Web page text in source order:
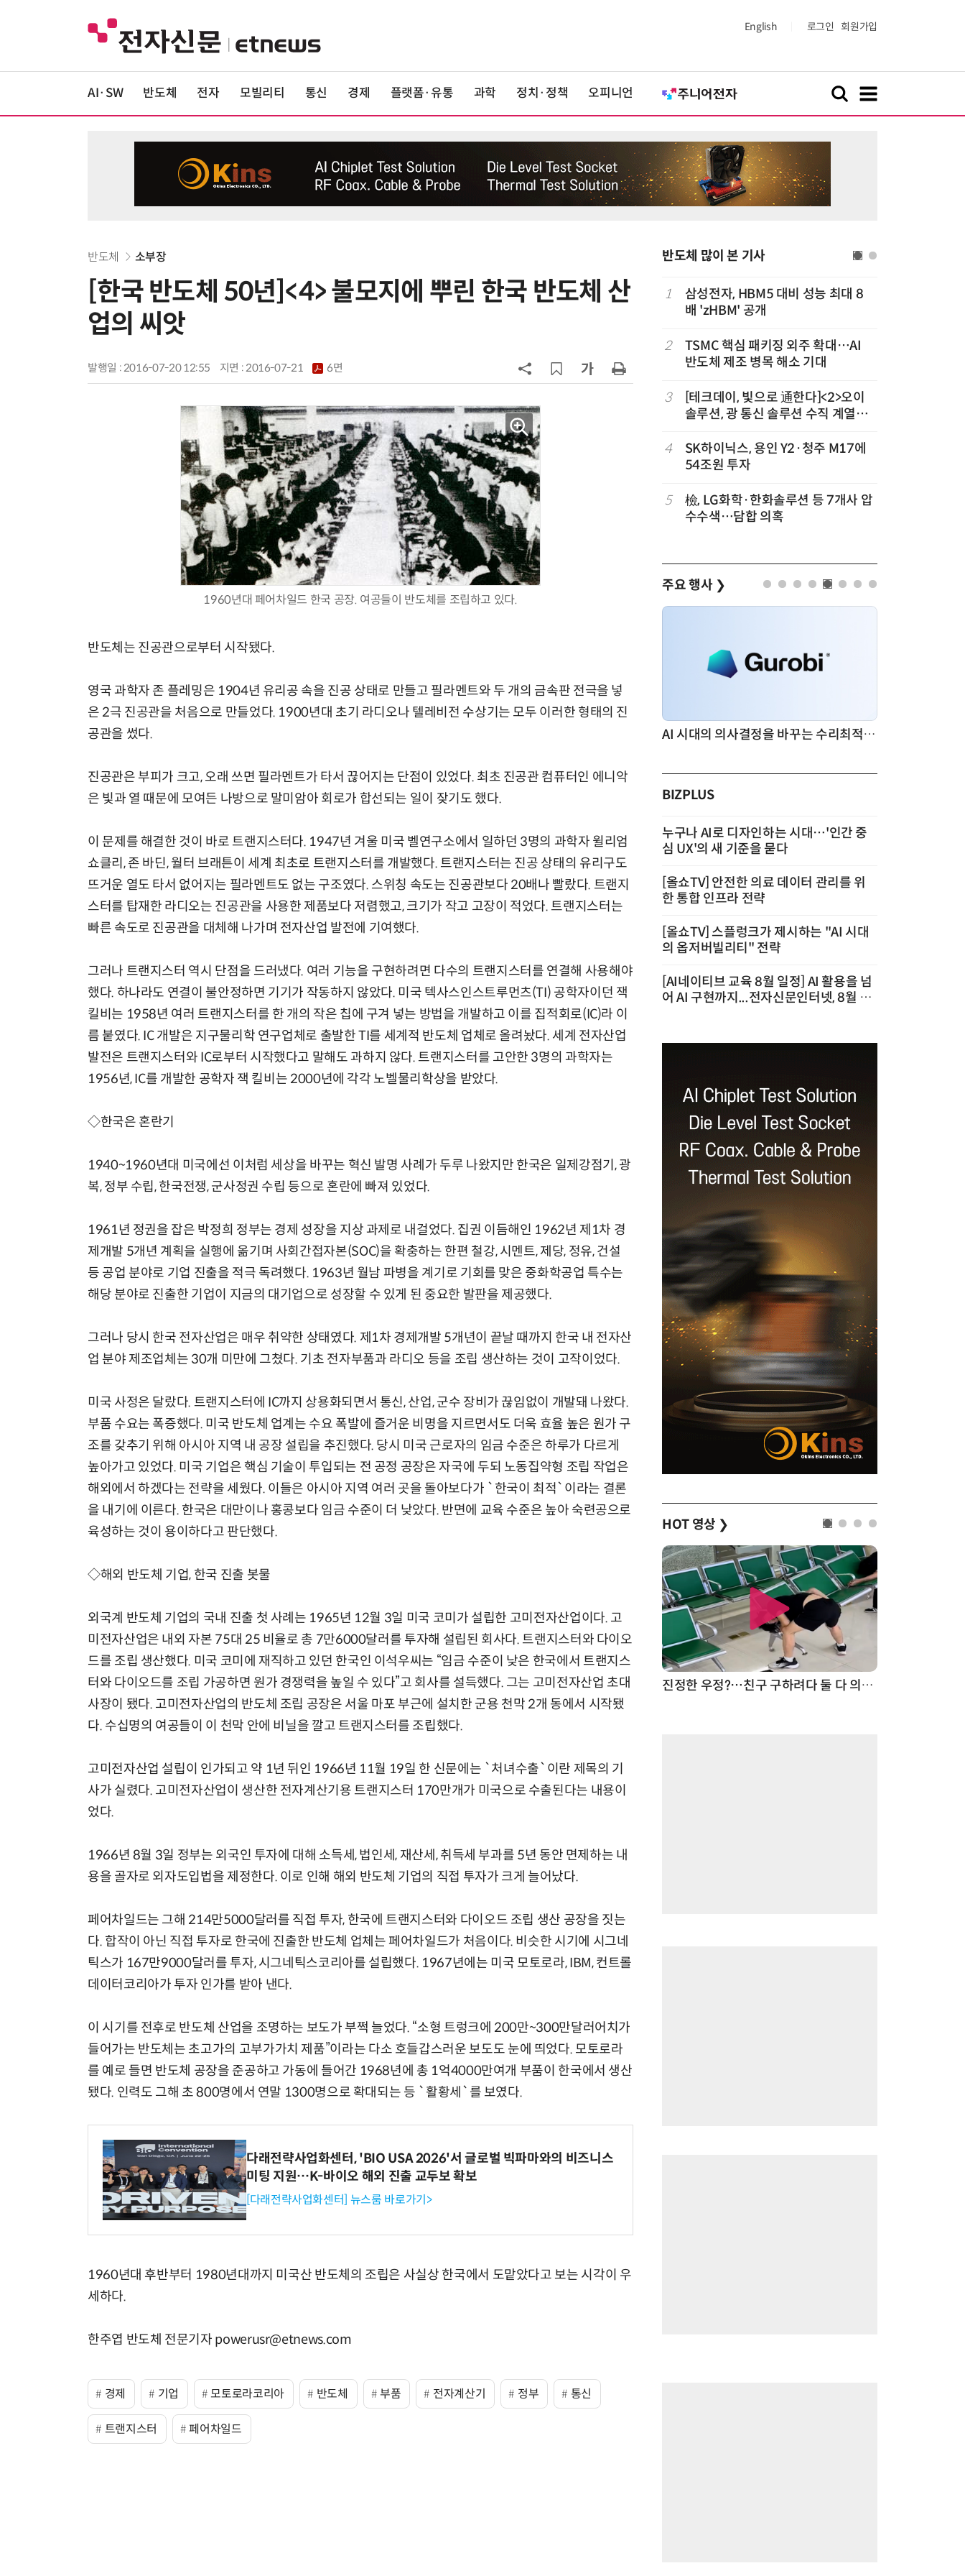
English 로그인 회원가입
AI·SW 반도체 전자 모빌리티 통신 경제 플랫폼·유통 과학 정치·정책 오피니언
반도체 소부장
[한국 반도체 50년]<4> 불모지에 뿌린 한국 반도체 산
업의 씨앗
발행일 : 2016-07-20 12:55 지면 :2016-07-21 6면
1960년대 페어차일드 한국 공장. 여공들이 반도체를 조립하고 있다.
반도체는 진공관으로부터 시작됐다.
영국 과학자 존 플레밍은 1904년 유리공 속을 진공 상태로 만들고 필라멘트와 두 개의 금속판 전극을 넣
은 2극 진공관을 처음으로 만들었다. 1900년대 초기 라디오나 텔레비전 수상기는 모두 이러한 형태의 진
공관을 썼다.
진공관은 부피가 크고, 오래 쓰면 필라멘트가 타서 끊어지는 단점이 있었다. 최초 진공관 컴퓨터인 에니악
은 빛과 열 때문에 모여든 나방으로 말미암아 회로가 합선되는 일이 잦기도 했다.
이 문제를 해결한 것이 바로 트랜지스터다. 1947년 겨울 미국 벨연구소에서 일하던 3명의 과학자 윌리엄
쇼클리, 존 바딘, 월터 브래튼이 세계 최초로 트랜지스터를 개발했다. 트랜지스터는 진공 상태의 유리구도
뜨거운 열도 타서 없어지는 필라멘트도 없는 구조였다. 스위칭 속도는 진공관보다 20배나 빨랐다. 트랜지
스터를 탑재한 라디오는 진공관을 사용한 제품보다 저렴했고, 크기가 작고 고장이 적었다. 트랜지스터는
빠른 속도로 진공관을 대체해 나가며 전자산업 발전에 기여했다.
그러나 트랜지스터 역시 단점을 드러냈다. 여러 기능을 구현하려면 다수의 트랜지스터를 연결해 사용해야
했다. 하나라도 연결이 불안정하면 기기가 작동하지 않았다. 미국 텍사스인스트루먼츠(TI) 공학자이던 잭
킬비는 1958년 여러 트랜지스터를 한 개의 작은 칩에 구겨 넣는 방법을 개발하고 이를 집적회로(IC)라 이
름 붙였다. IC 개발은 지구물리학 연구업체로 출발한 TI를 세계적 반도체 업체로 올려놨다. 세계 전자산업
발전은 트랜지스터와 IC로부터 시작했다고 말해도 과하지 않다. 트랜지스터를 고안한 3명의 과학자는
1956년, IC를 개발한 공학자 잭 킬비는 2000년에 각각 노벨물리학상을 받았다.
◇한국은 혼란기
1940~1960년대 미국에선 이처럼 세상을 바꾸는 혁신 발명 사례가 두루 나왔지만 한국은 일제강점기, 광
복, 정부 수립, 한국전쟁, 군사정권 수립 등으로 혼란에 빠져 있었다.
1961년 정권을 잡은 박정희 정부는 경제 성장을 지상 과제로 내걸었다. 집권 이듬해인 1962년 제1차 경
제개발 5개년 계획을 실행에 옮기며 사회간접자본(SOC)을 확충하는 한편 철강, 시멘트, 제당, 정유, 건설
등 공업 분야로 기업 진출을 적극 독려했다. 1963년 월남 파병을 계기로 기회를 맞은 중화학공업 특수는
해당 분야로 진출한 기업이 지금의 대기업으로 성장할 수 있게 된 중요한 발판을 제공했다.
그러나 당시 한국 전자산업은 매우 취약한 상태였다. 제1차 경제개발 5개년이 끝날 때까지 한국 내 전자산
업 분야 제조업체는 30개 미만에 그쳤다. 기초 전자부품과 라디오 등을 조립 생산하는 것이 고작이었다.
미국 사정은 달랐다. 트랜지스터에 IC까지 상용화되면서 통신, 산업, 군수 장비가 끊임없이 개발돼 나왔다.
부품 수요는 폭증했다. 미국 반도체 업계는 수요 폭발에 즐거운 비명을 지르면서도 더욱 효율 높은 원가 구
조를 갖추기 위해 아시아 지역 내 공장 설립을 추진했다. 당시 미국 근로자의 임금 수준은 하루가 다르게
높아가고 있었다. 미국 기업은 핵심 기술이 투입되는 전 공정 공장은 자국에 두되 노동집약형 조립 작업은
해외에서 하겠다는 전략을 세웠다. 이들은 아시아 지역 여러 곳을 돌아보다가 `한국이 최적`이라는 결론
을 내기에 이른다. 한국은 대만이나 홍콩보다 임금 수준이 더 낮았다. 반면에 교육 수준은 높아 숙련공으로
육성하는 것이 용이하다고 판단했다.
◇해외 반도체 기업, 한국 진출 봇물
외국계 반도체 기업의 국내 진출 첫 사례는 1965년 12월 3일 미국 코미가 설립한 고미전자산업이다. 고
미전자산업은 내외 자본 75대 25 비율로 총 7만6000달러를 투자해 설립된 회사다. 트랜지스터와 다이오
드를 조립 생산했다. 미국 코미에 재직하고 있던 한국인 이석우씨는 “임금 수준이 낮은 한국에서 트랜지스
터와 다이오드를 조립 가공하면 원가 경쟁력을 높일 수 있다”고 회사를 설득했다. 그는 고미전자산업 초대
사장이 됐다. 고미전자산업의 반도체 조립 공장은 서울 마포 부근에 설치한 군용 천막 2개 동에서 시작됐
다. 수십명의 여공들이 이 천막 안에 비닐을 깔고 트랜지스터를 조립했다.
고미전자산업 설립이 인가되고 약 1년 뒤인 1966년 11월 19일 한 신문에는 `처녀수출`이란 제목의 기
사가 실렸다. 고미전자산업이 생산한 전자계산기용 트랜지스터 170만개가 미국으로 수출된다는 내용이
었다.
1966년 8월 3일 정부는 외국인 투자에 대해 소득세, 법인세, 재산세, 취득세 부과를 5년 동안 면제하는 내
용을 골자로 외자도입법을 제정한다. 이로 인해 해외 반도체 기업의 직접 투자가 크게 늘어났다.
페어차일드는 그해 214만5000달러를 직접 투자, 한국에 트랜지스터와 다이오드 조립 생산 공장을 짓는
다. 합작이 아닌 직접 투자로 한국에 진출한 반도체 업체는 페어차일드가 처음이다. 비슷한 시기에 시그네
틱스가 167만9000달러를 투자, 시그네틱스코리아를 설립했다. 1967년에는 미국 모토로라, IBM, 컨트롤
데이터코리아가 투자 인가를 받아 낸다.
이 시기를 전후로 반도체 산업을 조명하는 보도가 부쩍 늘었다. “소형 트렁크에 200만~300만달러어치가
들어가는 반도체는 초고가의 고부가가치 제품”이라는 다소 호들갑스러운 보도도 눈에 띄었다. 모토로라
를 예로 들면 반도체 공장을 준공하고 가동에 들어간 1968년에 총 1억4000만여개 부품이 한국에서 생산
됐다. 인력도 그해 초 800명에서 연말 1300명으로 확대되는 등 `활황세`를 보였다.
다래전략사업화센터, 'BIO USA 2026'서 글로벌 빅파마와의 비즈니스
미팅 지원…K-바이오 해외 진출 교두보 확보
[다래전략사업화센터] 뉴스룸 바로가기>
1960년대 후반부터 1980년대까지 미국산 반도체의 조립은 사실상 한국에서 도맡았다고 보는 시각이 우
세하다.
한주엽 반도체 전문기자 powerusr@etnews.com
경제 기업 모토로라코리아 반도체 부품 전자계산기 정부 통신
트랜지스터 페어차일드
반도체 많이 본 기사
6
트럼프, '반도체 핵심 원료' 폴리실리
분기 사상 최대 매출
트북 공략 본격화…MSI 모니터 공개
9
인텔 오하이오 팹 '초과근무' 공사 가
속…외부 파트너 유치 포석
10 삼성전자 차세대 메모리 'V낸드
·PIM', FMS 2026 어워드서 2관왕
1
삼성전자, HBM5 대비 성능 최대 8
배 'zHBM' 공개
2
TSMC 핵심 패키징 외주 확대…AI
반도체 제조 병목 해소 기대
3
[테크데이, 빛으로 通한다]<2>오이
솔루션, 광 통신 솔루션 수직 계열
략'
4
SK하이닉스, 용인 Y2·청주 M17에
54조원 투자
5
檢, LG화학·한화솔루션 등 7개사 압
수수색…담합 의혹
주요 행사 ❯
AI 시대의 의사결정을 바꾸는 수리최적화(Optimization): 실제 산업 적용 사례와 활용 전략
BIZPLUS
누구나 AI로 디자인하는 시대…'인간 중
심 UX'의 새 기준을 묻다
[올쇼TV] 안전한 의료 데이터 관리를 위
한 통합 인프라 전략
[올쇼TV] 스플렁크가 제시하는 "AI 시대
의 옵저버빌리티" 전략
[AI네이티브 교육 8월 일정] AI 활용을 넘
어 AI 구현까지...전자신문인터넷, 8월 실
HOT 영상 ❯
진정한 우정?…친구 구하려다 둘 다 의자 틈에 목이 낀 순간